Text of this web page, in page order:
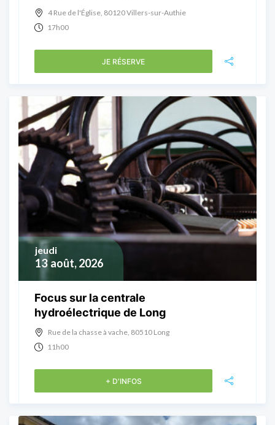
4 Rue de l'Église, 80120 Villers-sur-Authie
17h00
JE RÉSERVE
13 août, 2026
jeudi
Focus sur la centrale
hydroélectrique de Long
Rue de la chasse à vache, 80510 Long
11h00
+ D'INFOS